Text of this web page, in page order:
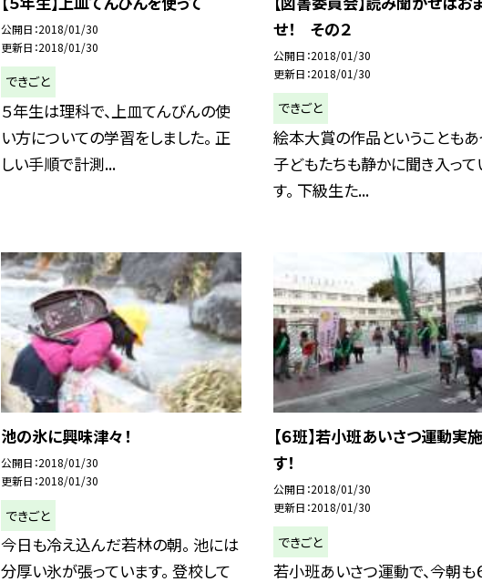
公開日 2018/01/30
更新日 2018/01/30
できごと
５年生は理科で、上皿てんびんの使
い方についての学習をしました。 正
しい手順で計測...
せ！ その２
公開日 2018/01/30
更新日 2018/01/30
できごと
絵本大賞の作品ということもあ
子どもたちも静かに聞き入って
す。 下級生た...
池の氷に興味津々！
公開日 2018/01/30
更新日 2018/01/30
できごと
今日も冷え込んだ若林の朝。 池には
分厚い氷が張っています。 登校して
【６班】若小班あいさつ運動実
す！
公開日 2018/01/30
更新日 2018/01/30
できごと
若小班あいさつ運動で、今朝も